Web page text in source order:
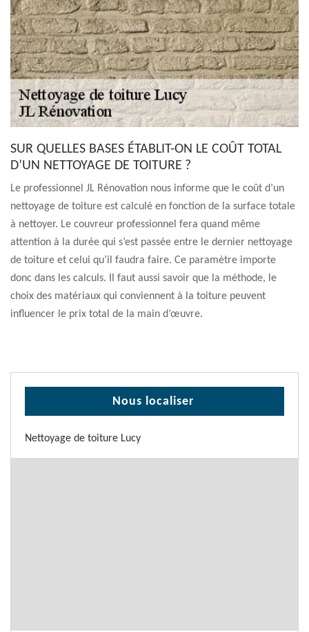
SUR QUELLES BASES ÉTABLIT-ON LE COÛT TOTAL
D’UN NETTOYAGE DE TOITURE ?
Le professionnel JL Rénovation nous informe que le coût d’un
nettoyage de toiture est calculé en fonction de la surface totale
à nettoyer. Le couvreur professionnel fera quand même
attention à la durée qui s’est passée entre le dernier nettoyage
de toiture et celui qu’il faudra faire. Ce paramètre importe
donc dans les calculs. Il faut aussi savoir que la méthode, le
choix des matériaux qui conviennent à la toiture peuvent
influencer le prix total de la main d’œuvre.
Nous localiser
Nettoyage de toiture Lucy